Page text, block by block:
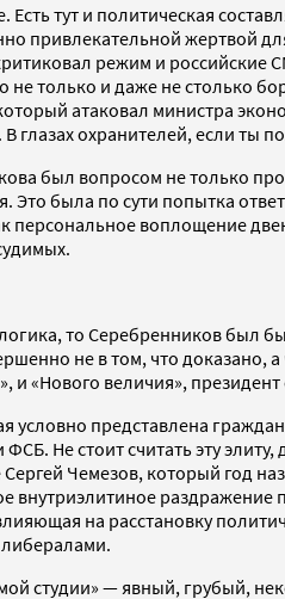
тут и политическая
привлекательной жертвой
режим и российские
только и даже не столько
атаковал министра
охранителей, если ты
был вопросом не только
была по сути попытка
персональное воплощение
то Серебренников был
не в том, что доказано,
«Нового величия»,
условно представлена
Не стоит считать эту
Чемезов, который год
внутриэлитиное
на расстановку
либералами.
студии» — явный, грубый,